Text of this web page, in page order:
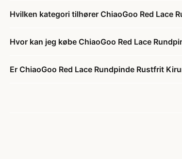
Hvilken kategori tilhører ChiaoGoo Red Lace
Hvor kan jeg købe ChiaoGoo Red Lace
Er ChiaoGoo Red Lace Rundpinde Rustfrit